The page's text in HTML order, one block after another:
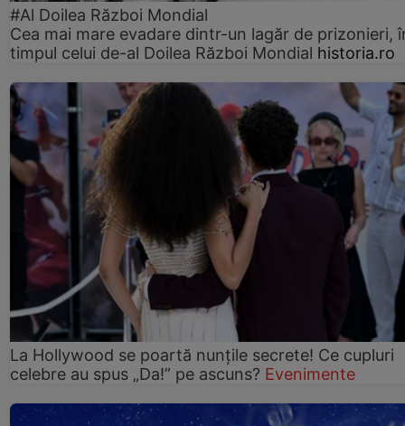
#Al Doilea Război Mondial
Cea mai mare evadare dintr-un lagăr de prizonieri,
timpul celui de-al Doilea Război Mondial historia.ro
La Hollywood se poartă nunțile secrete! Ce cupluri
celebre au spus „Da!” pe ascuns? Evenimente